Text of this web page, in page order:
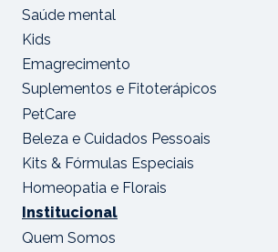
Saúde mental
Kids
Emagrecimento
Suplementos e Fitoterápicos
PetCare
Beleza e Cuidados Pessoais
Kits & Fórmulas Especiais
Homeopatia e Florais
Institucional
Quem Somos